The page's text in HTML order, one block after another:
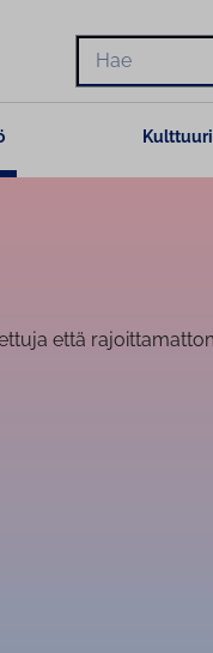
Hae
että